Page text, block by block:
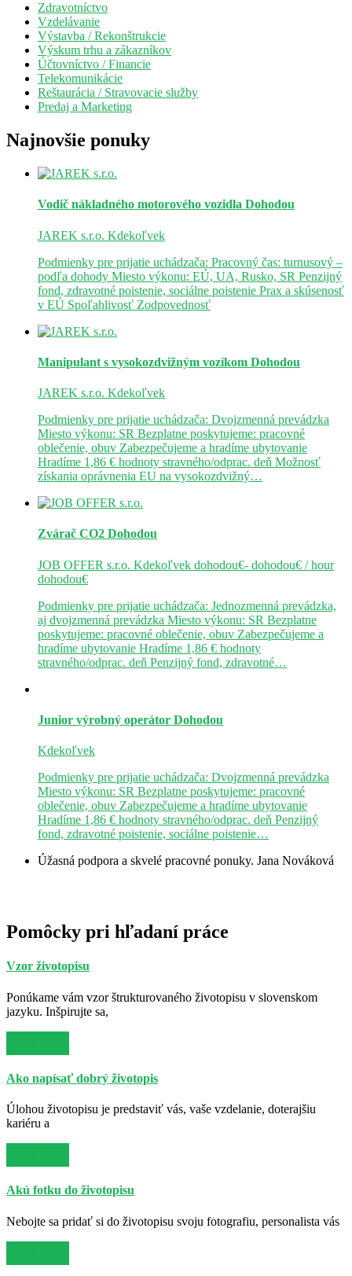
Zdravotníctvo
Vzdelávanie
Výstavba / Rekonštrukcie
Výskum trhu a zákazníkov
Účtovníctvo / Financie
Telekomunikácie
Reštaurácia / Stravovacie služby
Predaj a Marketing
Najnovšie ponuky
Vodič nákladného motorového vozidla Dohodou
JAREK s.r.o. Kdekoľvek
Podmienky pre prijatie uchádzača: Pracovný čas: turnusový –
podľa dohody Miesto výkonu: EÚ, UA, Rusko, SR Penzijný
fond, zdravotné poistenie, sociálne poistenie Prax a skúsenosť
v EÚ Spoľahlivosť Zodpovednosť
Manipulant s vysokozdvižným vozíkom Dohodou
JAREK s.r.o. Kdekoľvek
Podmienky pre prijatie uchádzača: Dvojzmenná prevádzka
Miesto výkonu: SR Bezplatne poskytujeme: pracovné
oblečenie, obuv Zabezpečujeme a hradíme ubytovanie
Hradíme 1,86 € hodnoty stravného/odprac. deň Možnosť
získania oprávnenia EU na vysokozdvižný…
Zvárač CO2 Dohodou
JOB OFFER s.r.o. Kdekoľvek dohodou€- dohodou€ / hour
dohodou€
Podmienky pre prijatie uchádzača: Jednozmenná prevádzka,
aj dvojzmenná prevádzka Miesto výkonu: SR Bezplatne
poskytujeme: pracovné oblečenie, obuv Zabezpečujeme a
hradíme ubytovanie Hradíme 1,86 € hodnoty
stravného/odprac. deň Penzijný fond, zdravotné…
Junior výrobný operátor Dohodou
Kdekoľvek
Podmienky pre prijatie uchádzača: Dvojzmenná prevádzka
Miesto výkonu: SR Bezplatne poskytujeme: pracovné
oblečenie, obuv Zabezpečujeme a hradíme ubytovanie
Hradíme 1,86 € hodnoty stravného/odprac. deň Penzijný
fond, zdravotné poistenie, sociálne poistenie…
Úžasná podpora a skvelé pracovné ponuky. Jana Nováková
Pomôcky pri hľadaní práce
Vzor životopisu
Ponúkame vám vzor štrukturovaného životopisu v slovenskom
jazyku. Inšpirujte sa,
Ako napísať dobrý životopis
Úlohou životopisu je predstaviť vás, vaše vzdelanie, doterajšiu
kariéru a
Akú fotku do životopisu
Nebojte sa pridať si do životopisu svoju fotografiu, personalista vás